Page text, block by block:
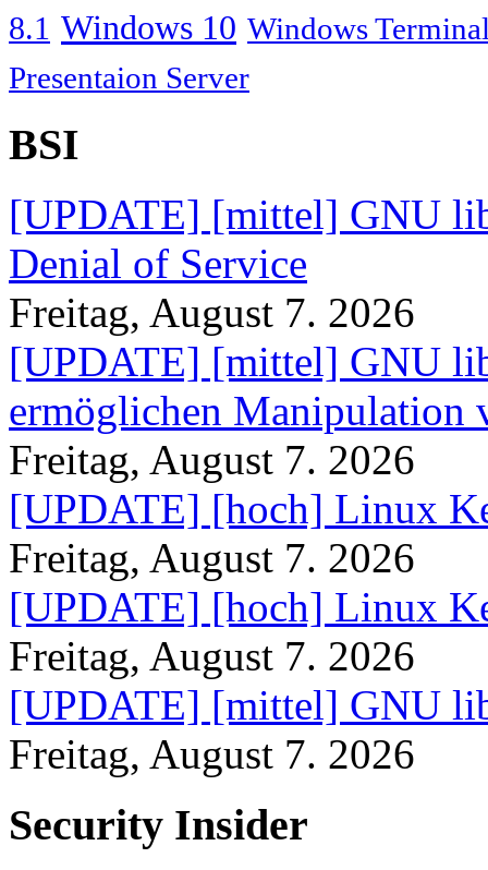
8.1 Windows 10 Windows
Presentaion Server
BSI
[UPDATE] [mittel] GNU
Denial of Service
Freitag, August 7. 2026
[UPDATE] [mittel] GNU
ermöglichen Manipulation
Freitag, August 7. 2026
[UPDATE] [hoch] Linux
Freitag, August 7. 2026
[UPDATE] [hoch] Linux
Freitag, August 7. 2026
[UPDATE] [mittel] GNU
Freitag, August 7. 2026
Security Insider